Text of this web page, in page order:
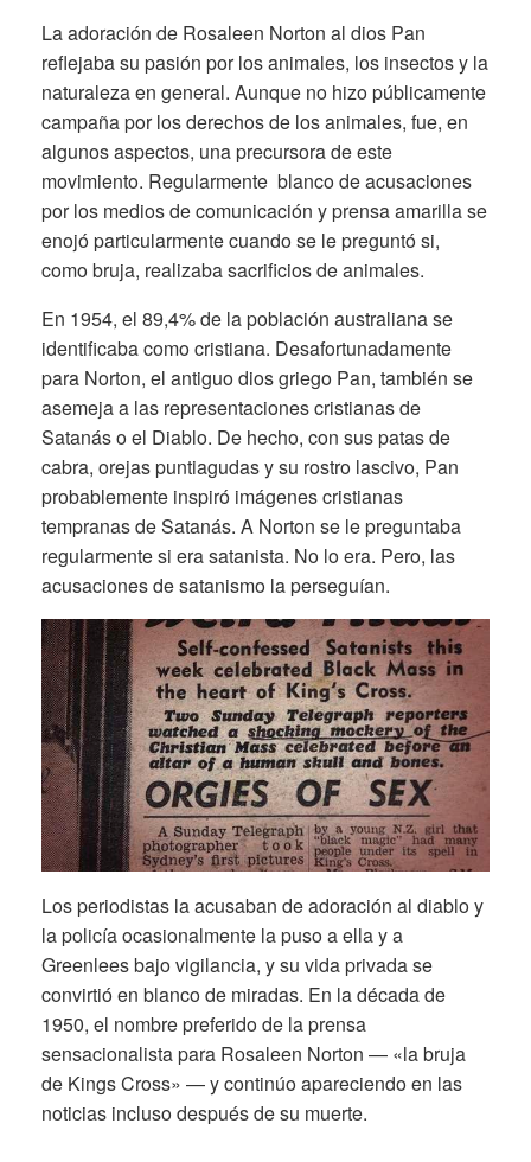
La adoración de Rosaleen Norton al dios Pan
reflejaba su pasión por los animales, los insectos y la
naturaleza en general. Aunque no hizo públicamente
campaña por los derechos de los animales, fue, en
algunos aspectos, una precursora de este
movimiento. Regularmente blanco de acusaciones
por los medios de comunicación y prensa amarilla se
enojó particularmente cuando se le preguntó si,
como bruja, realizaba sacrificios de animales.
En 1954, el 89,4% de la población australiana se
identificaba como cristiana. Desafortunadamente
para Norton, el antiguo dios griego Pan, también se
asemeja a las representaciones cristianas de
Satanás o el Diablo. De hecho, con sus patas de
cabra, orejas puntiagudas y su rostro lascivo, Pan
probablemente inspiró imágenes cristianas
tempranas de Satanás. A Norton se le preguntaba
regularmente si era satanista. No lo era. Pero, las
acusaciones de satanismo la perseguían.
Los periodistas la acusaban de adoración al diablo y
la policía ocasionalmente la puso a ella y a
Greenlees bajo vigilancia, y su vida privada se
convirtió en blanco de miradas. En la década de
1950, el nombre preferido de la prensa
sensacionalista para Rosaleen Norton — «la bruja
de Kings Cross» — y continúo apareciendo en las
noticias incluso después de su muerte.